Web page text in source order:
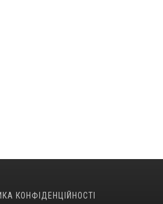
КОНФІДЕНЦІЙНОСТІ